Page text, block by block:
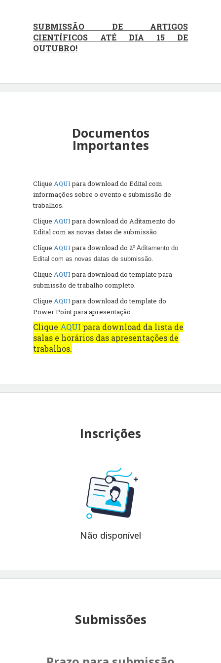
SUBMISSÃO DE ARTIGOS
CIENTÍFICOS ATÉ DIA 15 DE
OUTUBRO!
Documentos
Importantes
CliqueAQUIpara download do Edital com
informações sobre o evento e submissão de
trabalhos.
CliqueAQUIpara download do Aditamento do
Edital com as novas datas de submissão.
CliqueAQUIpara download do 2º Aditamento do
Edital com as novas datas de submissão.
CliqueAQUIpara download do template para
submissão de trabalho completo.
CliqueAQUIpara download do template do
Power Point para apresentação.
Clique AQUI para download da lista de
salas e horários das apresentações de
trabalhos.
Inscrições
Não disponível
Submissões